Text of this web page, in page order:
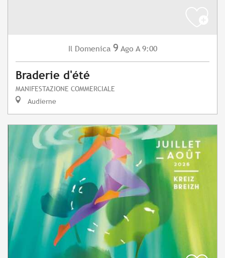
Il Domenica 9 Ago A 9:00
Braderie d'été
MANIFESTAZIONE COMMERCIALE
Audierne